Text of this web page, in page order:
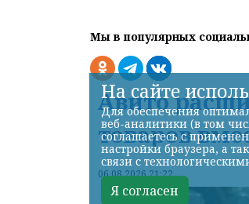
Мы в популярных
Авито
товаров
06.08.2026 21:22
На сайте
Для обеспечения
веб-аналитики (в том
соглашаетесь с
настройки браузера, а
связи с
Я согласен